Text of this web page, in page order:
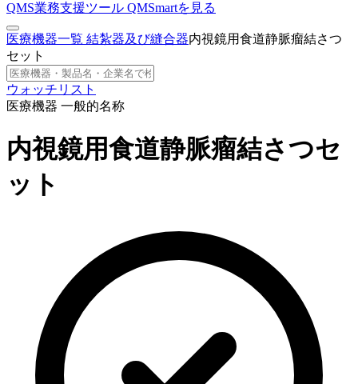
QMS業務支援ツール QMSmartを見る
医療機器一覧 結紮器及び縫合器内視鏡用食道静脈瘤結さつ
セット
ウォッチリスト
医療機器 一般的名称
内視鏡用食道静脈瘤結さつセ
ット